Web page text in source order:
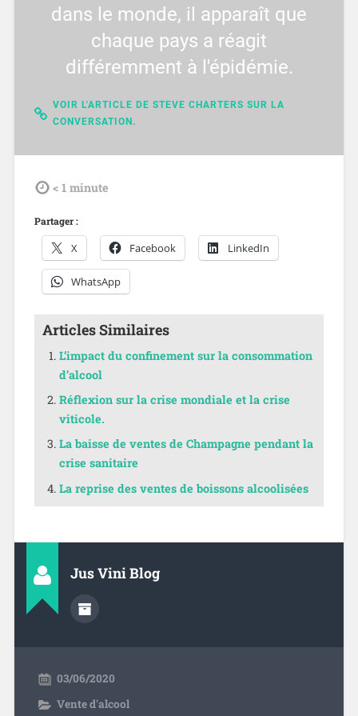
dans le monde, il apparaît que
chaque pays a réagit
différemment à l'épidémie.
VOIR L'ARTICLE DE STEVE CHARTERS SUR LA
CONVERSATION.
tdl < 1 minute
Partager :
X Facebook LinkedIn
WhatsApp
Articles Similaires
L’impact du confinement sur la consommation
d’alcool
Réflexion sur la crise mondiale et la crise
viticole.
La baisse de ventes de Champagne pendant la
crise sanitaire
La reprise des ventes de boissons alcoolisées
Jus Vini Blog
03/06/2020
Vente d'alcool